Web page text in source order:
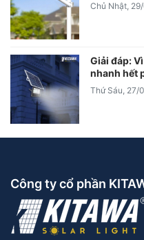
Chủ Nhật,
Giải đáp:
nhanh hết
Thứ Sáu, 27/
Công ty cổ phần